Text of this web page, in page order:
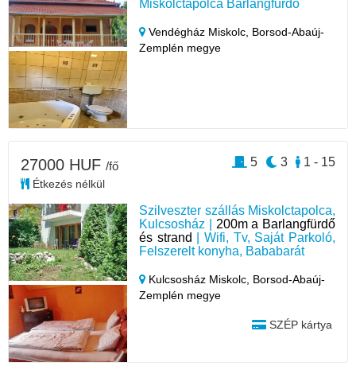
Miskolctapolca Barlangfürdő
Vendégház Miskolc, Borsod-Abaúj-
Zemplén megye
Szilveszter szállás Miskolctapolca,
Kulcsosház | 200m a Barlangfürdő
és strand
| Wifi, Tv, Saját Parkoló,
Felszerelt konyha, Bababarát
Kulcsosház Miskolc, Borsod-Abaúj-
Zemplén megye
SZÉP kártya
27000 HUF /fő
Étkezés nélkül
1 - 15
3
5